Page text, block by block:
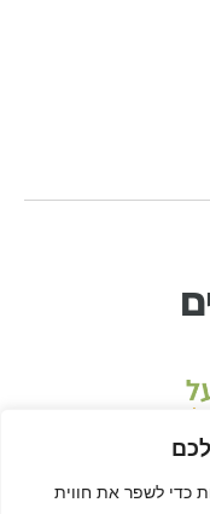
כדי לשפר את חווית